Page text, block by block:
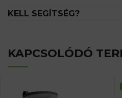
KELL SEGÍTSÉG?
KAPCSOLÓDÓ